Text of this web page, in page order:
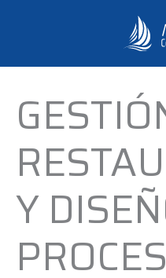
Y
GESTIÓN
EN
RESTAURACION
DISEÑO
EN
PROCESO
DE